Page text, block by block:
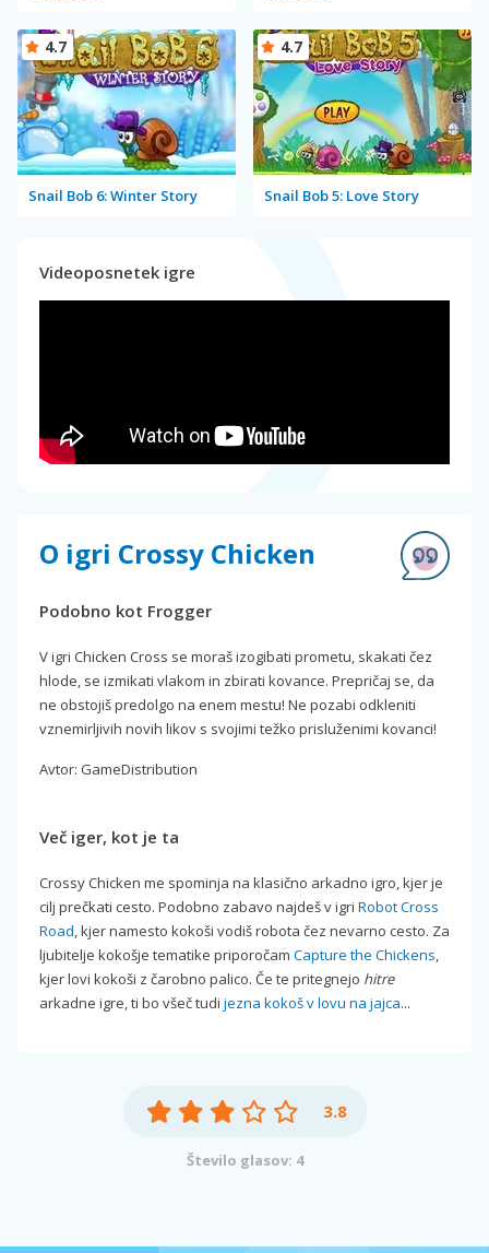
Snail Bob 6: Winter Story
4.7
Snail Bob 5: Love Story
4.7
Videoposnetek igre
O igri Crossy Chicken
Podobno kot Frogger
V igri Chicken Cross se moraš izogibati prometu, skakati čez
hlode, se izmikati vlakom in zbirati kovance. Prepričaj se, da
ne obstojiš predolgo na enem mestu! Ne pozabi odkleniti
vznemirljivih novih likov s svojimi težko prisluženimi kovanci!
Avtor: GameDistribution
Več iger, kot je ta
Crossy Chicken me spominja na klasično arkadno igro, kjer je
cilj prečkati cesto. Podobno zabavo najdeš v igri Robot Cross
Road, kjer namesto kokoši vodiš robota čez nevarno cesto. Za
ljubitelje kokošje tematike priporočam Capture the Chickens,
kjer lovi kokoši z čarobno palico. Če te pritegnejo hitre
arkadne igre, ti bo všeč tudi jezna kokoš v lovu na jajca...
3.8
Število glasov: 4